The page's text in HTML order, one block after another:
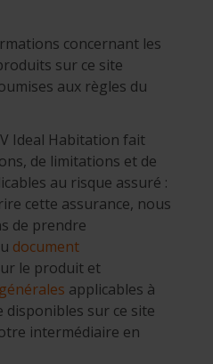
concernant les
sur ce site
aux règles du
Ideal Habitation fait
de limitations et de
au risque assuré :
cette assurance, nous
de prendre
document
le produit et
applicables à
disponibles sur ce site
intermédiaire en